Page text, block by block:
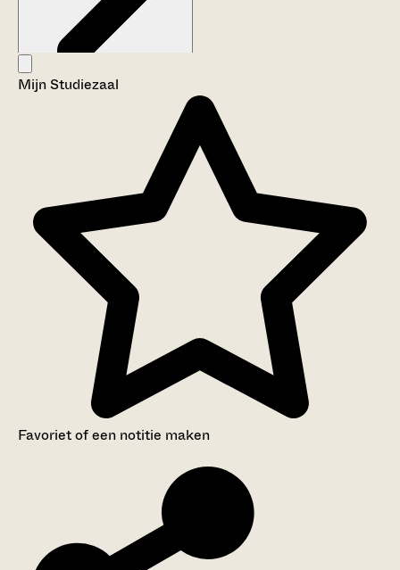
Aanwijzingen voor de gebruiker
Mijn Studiezaal
Favoriet of een notitie maken